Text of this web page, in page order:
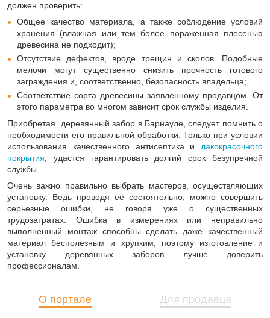
должен проверить:
Общее качество материала, а также соблюдение условий
хранения (влажная или тем более пораженная плесенью
древесина не подходит);
Отсутствие дефектов, вроде трещин и сколов. Подобные
мелочи могут существенно снизить прочность готового
заграждения и, соответственно, безопасность владельца;
Соответствие сорта древесины заявленному продавцом. От
этого параметра во многом зависит срок службы изделия.
Приобретая деревянный забор в Барнауле, следует помнить о
необходимости его правильной обработки. Только при условии
использования качественного антисептика и лакокрасочного
покрытия , удастся гарантировать долгий срок безупречной
службы.
Очень важно правильно выбрать мастеров, осуществляющих
установку. Ведь проводя её состоятельно, можно совершить
серьезные ошибки, не говоря уже о существенных
трудозатратах. Ошибка в измерениях или неправильно
выполненный монтаж способны сделать даже качественный
материал бесполезным и хрупким, поэтому изготовление и
установку деревянных заборов лучше доверить
профессионалам.
О портале Для продавца